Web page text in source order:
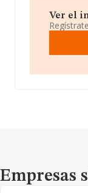
Ver el
Empresas similares
Empresas